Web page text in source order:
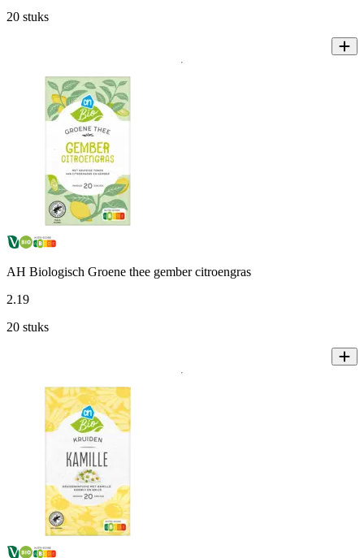
20 stuks
AH Biologisch Groene thee gember citroengras
2.19
20 stuks